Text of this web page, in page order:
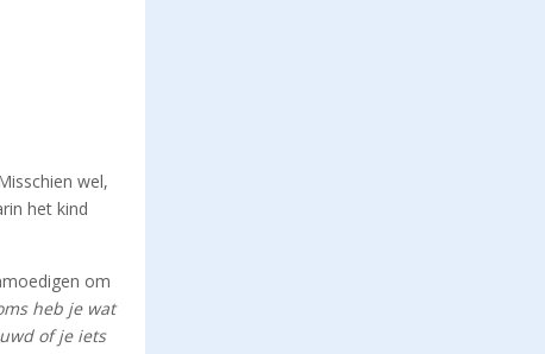
wel,
het kind
om
heb je wat
of je iets